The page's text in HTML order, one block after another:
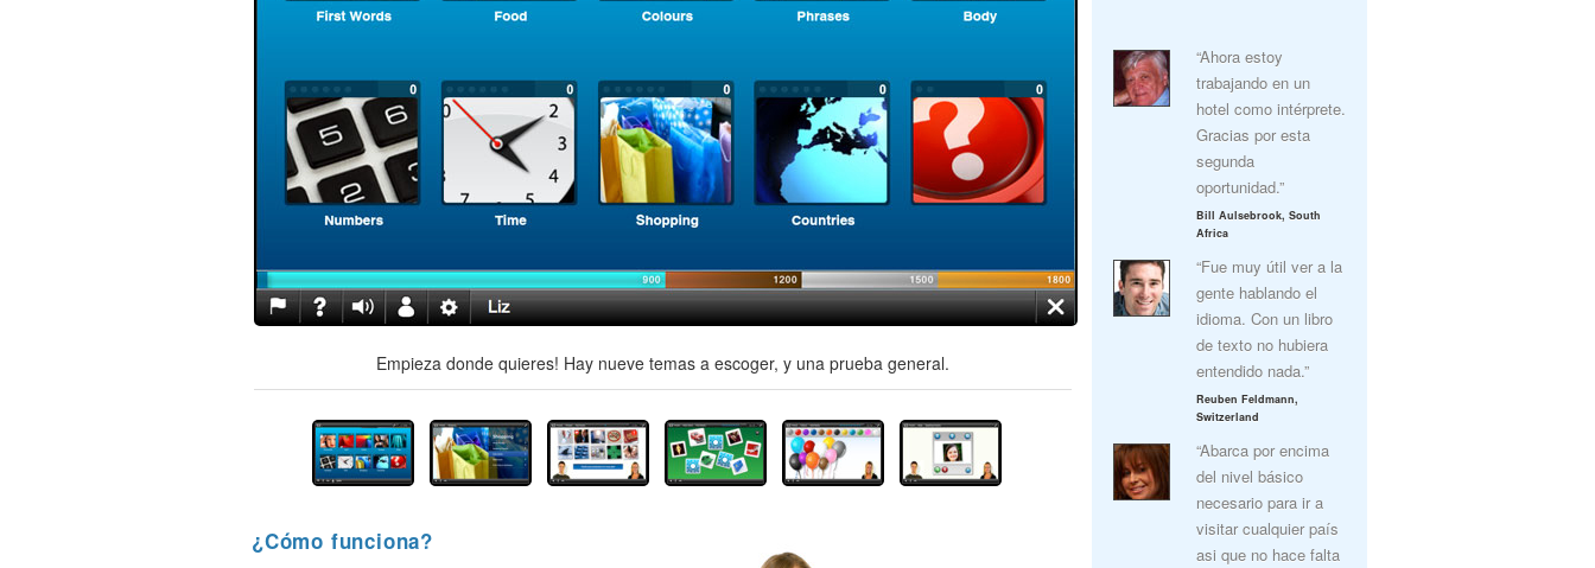
Empieza donde quieres! Hay nueve temas a escoger, y una prueba general.
¿Cómo funciona?
“Ahora estoy
trabajando en un
hotel como intérprete.
Gracias por esta
segunda
oportunidad.”
Bill Aulsebrook, South
Africa
“Fue muy útil ver a la
gente hablando el
idioma. Con un libro
de texto no hubiera
entendido nada.”
Reuben Feldmann,
Switzerland
“Abarca por encima
del nivel básico
necesario para ir a
visitar cualquier país
asi que no hace falta